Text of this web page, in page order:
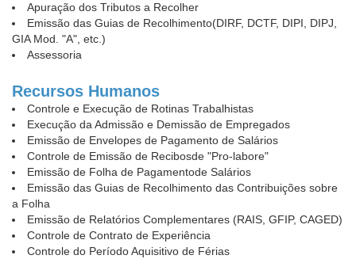
Apuração dos Tributos a Recolher
Emissão das Guias de Recolhimento(DIRF, DCTF, DIPI, DIPJ,
GIA Mod. "A", etc.)
Assessoria
Recursos Humanos
Controle e Execução de Rotinas Trabalhistas
Execução da Admissão e Demissão de Empregados
Emissão de Envelopes de Pagamento de Salários
Controle de Emissão de Recibosde "Pro-labore"
Emissão de Folha de Pagamentode Salários
Emissão das Guias de Recolhimento das Contribuições sobre
a Folha
Emissão de Relatórios Complementares (RAIS, GFIP, CAGED)
Controle de Contrato de Experiência
Controle do Período Aquisitivo de Férias